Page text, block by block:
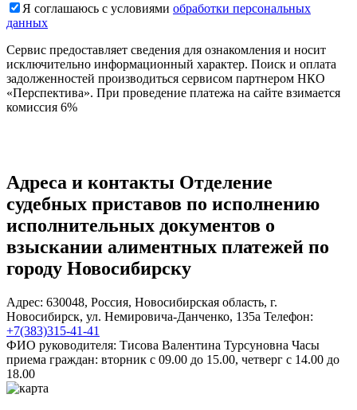
Я соглашаюсь с условиями обработки персональных
данных
Сервис предоставляет сведения для ознакомления и носит
исключительно информационный характер. Поиск и оплата
задолженностей производиться сервисом партнером НКО
«Перспектива». При проведение платежа на сайте взимается
комиссия 6%
Адреса и контакты Отделение
судебных приставов по исполнению
исполнительных документов о
взыскании алиментных платежей по
городу Новосибирску
Адрес: 630048, Россия, Новосибирская область, г.
Новосибирск, ул. Немировича-Данченко, 135а Телефон:
+7(383)315-41-41
ФИО руководителя: Тисова Валентина Турсуновна Часы
приема граждан: вторник с 09.00 до 15.00, четверг с 14.00 до
18.00